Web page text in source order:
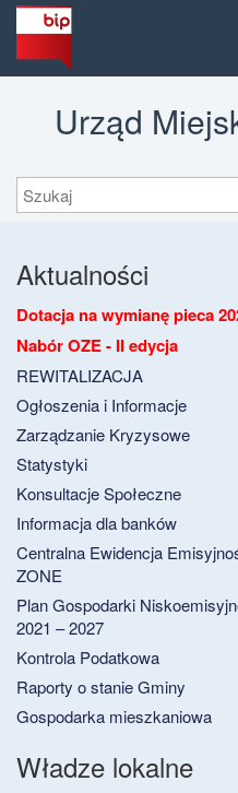
Urząd
Szukaj
Aktualności
Dotacja na wymianę pieca
Nabór OZE - II edycja
REWITALIZACJA
Ogłoszenia i Informacje
Zarządzanie Kryzysowe
Statystyki
Konsultacje Społeczne
Informacja dla banków
Centralna Ewidencja
ZONE
Plan Gospodarki
2021 – 2027
Kontrola Podatkowa
Raporty o stanie Gminy
Gospodarka mieszkaniowa
Władze lokalne